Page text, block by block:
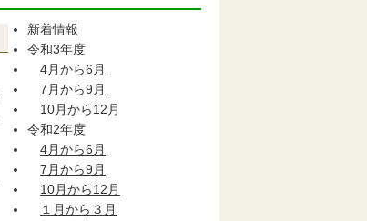
新着情報
令和3年度
4月から6月
7月から9月
10月から12月
令和2年度
4月から6月
7月から9月
10月から12月
１月から３月